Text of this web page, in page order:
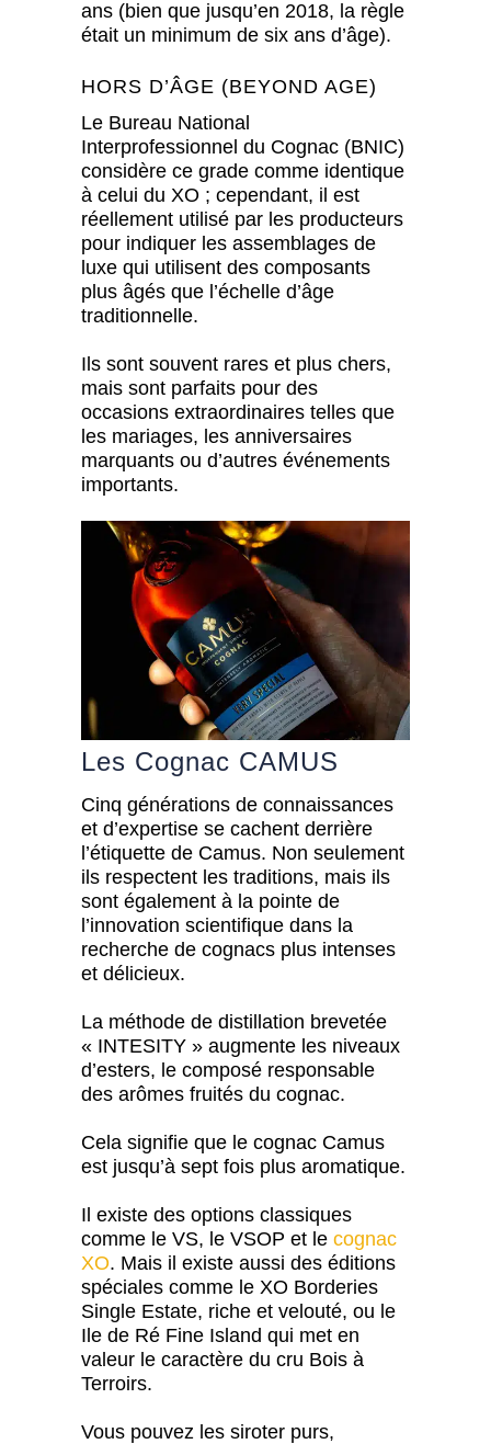
ans (bien que jusqu’en 2018, la règle
était un minimum de six ans d’âge).
HORS D’ÂGE (BEYOND AGE)
Le Bureau National
Interprofessionnel du Cognac (BNIC)
considère ce grade comme identique
à celui du XO ; cependant, il est
réellement utilisé par les producteurs
pour indiquer les assemblages de
luxe qui utilisent des composants
plus âgés que l’échelle d’âge
traditionnelle.
Ils sont souvent rares et plus chers,
mais sont parfaits pour des
occasions extraordinaires telles que
les mariages, les anniversaires
marquants ou d’autres événements
importants.
Les Cognac CAMUS
Cinq générations de connaissances
et d’expertise se cachent derrière
l’étiquette de Camus. Non seulement
ils respectent les traditions, mais ils
sont également à la pointe de
l’innovation scientifique dans la
recherche de cognacs plus intenses
et délicieux.
La méthode de distillation brevetée
« INTESITY » augmente les niveaux
d’esters, le composé responsable
des arômes fruités du cognac.
Cela signifie que le cognac Camus
est jusqu’à sept fois plus aromatique.
Il existe des options classiques
comme le VS, le VSOP et le cognac
XO. Mais il existe aussi des éditions
spéciales comme le XO Borderies
Single Estate, riche et velouté, ou le
Ile de Ré Fine Island qui met en
valeur le caractère du cru Bois à
Terroirs.
Vous pouvez les siroter purs,